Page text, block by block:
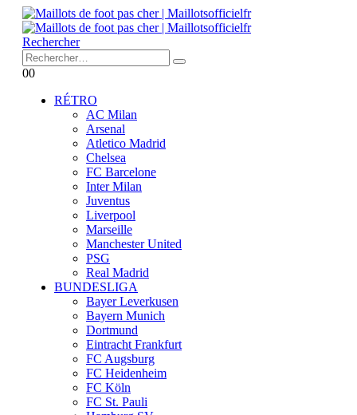
Rechercher
00
RÉTRO
AC Milan
Arsenal
Atletico Madrid
Chelsea
FC Barcelone
Inter Milan
Juventus
Liverpool
Marseille
Manchester United
PSG
Real Madrid
BUNDESLIGA
Bayer Leverkusen
Bayern Munich
Dortmund
Eintracht Frankfurt
FC Augsburg
FC Heidenheim
FC Köln
FC St. Pauli